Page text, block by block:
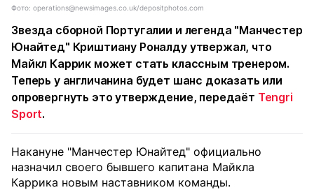
Фото: operations@newsimages.co.uk/depositphotos.com
Звезда сборной Португалии и легенда "Манчестер
Юнайтед" Криштиану Роналду утвержал, что
Майкл Каррик может стать классным тренером.
Теперь у англичанина будет шанс доказать или
опровергнуть это утверждение, передаёт Tengri
Sport.
Накануне "Манчестер Юнайтед" официально
назначил своего бывшего капитана Майкла
Каррика новым наставником команды.